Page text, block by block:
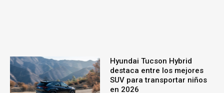
Hyundai Tucson Hybrid
destaca entre los mejores
SUV para transportar niños
en 2026